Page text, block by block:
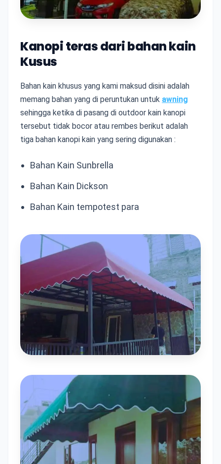
Kanopi teras dari bahan kain
Kusus
Bahan kain khusus yang kami maksud disini adalah
memang bahan yang di peruntukan untuk awning
sehingga ketika di pasang di outdoor kain kanopi
tersebut tidak bocor atau rembes berikut adalah
tiga bahan kanopi kain yang sering digunakan :
Bahan Kain Sunbrella
Bahan Kain Dickson
Bahan Kain tempotest para